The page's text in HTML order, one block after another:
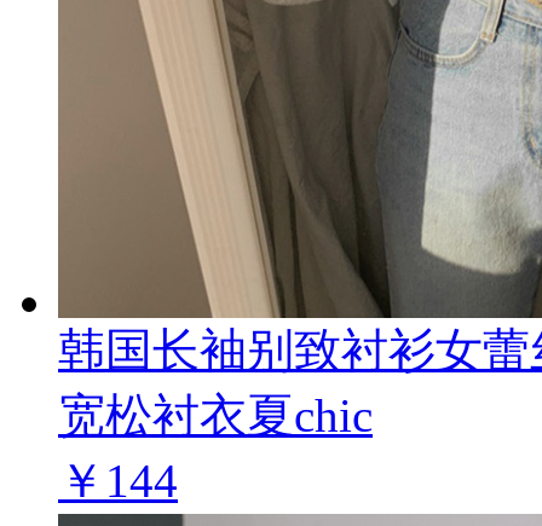
韩国长袖别致衬衫女
宽松衬衣夏chic
￥144